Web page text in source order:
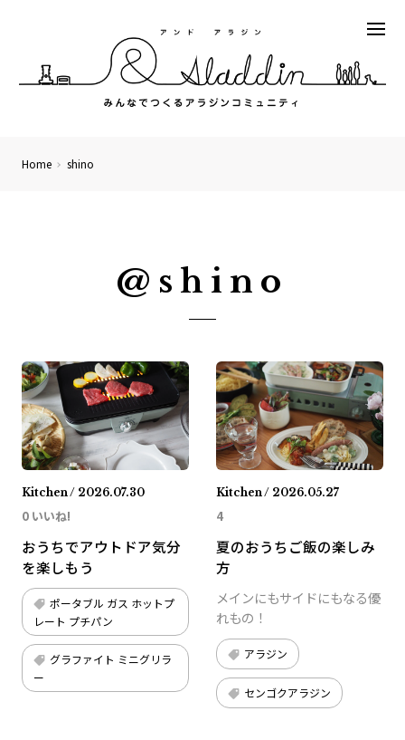
Home shino
@shino
Kitchen / 2026.07.30
0 いいね!
おうちでアウトドア気分
を楽しもう
ポータブル ガス ホットプ
レート プチパン
グラファイト ミニグリラ
ー
Kitchen / 2026.05.27
4
夏のおうちご飯の楽しみ
方
メインにもサイドにもなる優
れもの！
アラジン
センゴクアラジン